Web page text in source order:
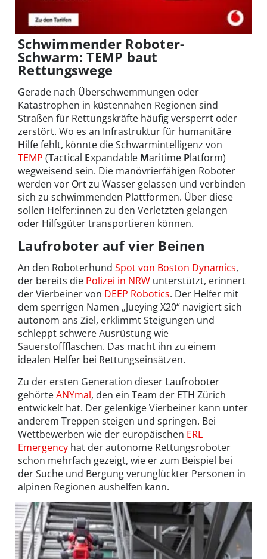
Schwimmender Roboter-
Schwarm: TEMP baut
Rettungswege
Gerade nach Überschwemmungen oder
Katastrophen in küstennahen Regionen sind
Straßen für Rettungskräfte häufig versperrt oder
zerstört. Wo es an Infrastruktur für humanitäre
Hilfe fehlt, könnte die Schwarmintelligenz von
TEMP (Tactical Expandable Maritime Platform)
wegweisend sein. Die manövrierfähigen Roboter
werden vor Ort zu Wasser gelassen und verbinden
sich zu schwimmenden Plattformen. Über diese
sollen Helfer:innen zu den Verletzten gelangen
oder Hilfsgüter transportieren können.
Laufroboter auf vier Beinen
An den Roboterhund Spot von Boston Dynamics,
der bereits die Polizei in NRW unterstützt, erinnert
der Vierbeiner von DEEP Robotics. Der Helfer mit
dem sperrigen Namen „Jueying X20“ navigiert sich
autonom ans Ziel, erklimmt Steigungen und
schleppt schwere Ausrüstung wie
Sauerstoffflaschen. Das macht ihn zu einem
idealen Helfer bei Rettungseinsätzen.
Zu der ersten Generation dieser Laufroboter
gehörteANYmal, den ein Team der ETH Zürich
entwickelt hat. Der gelenkige Vierbeiner kann unter
anderem Treppen steigen und springen. Bei
Wettbewerben wie der europäischen ERL
Emergency hat der autonome Rettungsroboter
schon mehrfach gezeigt, wie er zum Beispiel bei
der Suche und Bergung verunglückter Personen in
alpinen Regionen aushelfen kann.